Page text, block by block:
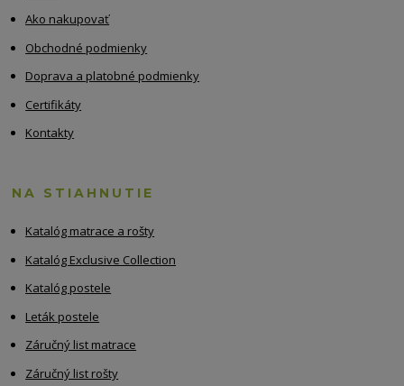
Ako nakupovať
Obchodné podmienky
Doprava a platobné podmienky
Certifikáty
Kontakty
NA STIAHNUTIE
Katalóg matrace a rošty
Katalóg Exclusive Collection
Katalóg postele
Leták postele
Záručný list matrace
Záručný list rošty